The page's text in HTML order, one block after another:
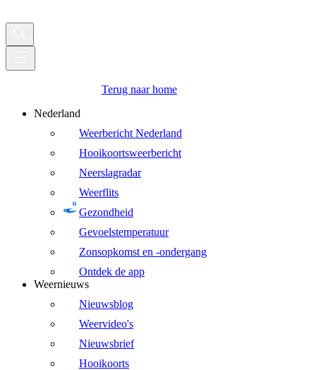
Terug naar home
Nederland
Weerbericht Nederland
Hooikoortsweerbericht
Neerslagradar
Weerflits
Gezondheid
Gevoelstemperatuur
Zonsopkomst en -ondergang
Ontdek de app
Weernieuws
Nieuwsblog
Weervideo's
Nieuwsbrief
Hooikoorts